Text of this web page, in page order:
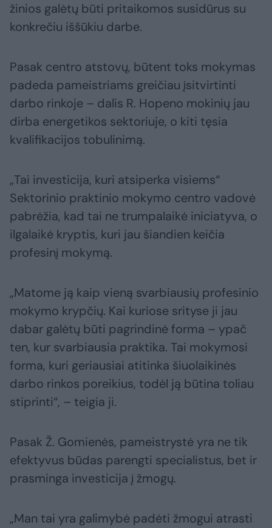
žinios galėtų būti pritaikomos susidūrus su
konkrečiu iššūkiu darbe.
Pasak centro atstovų, būtent toks mokymas
padeda pameistriams greičiau įsitvirtinti
darbo rinkoje – dalis R. Hopeno mokinių jau
dirba energetikos sektoriuje, o kiti tęsia
kvalifikacijos tobulinimą.
„Tai investicija, kuri atsiperka visiems“
Sektorinio praktinio mokymo centro vadovė
pabrėžia, kad tai ne trumpalaikė iniciatyva, o
ilgalaikė kryptis, kuri jau šiandien keičia
profesinį mokymą.
„Matome ją kaip vieną svarbiausių profesinio
mokymo krypčių. Kai kuriose srityse ji jau
dabar galėtų būti pagrindinė forma – ypač
ten, kur svarbiausia praktika. Tai mokymosi
forma, kuri geriausiai atitinka šiuolaikinės
darbo rinkos poreikius, todėl ją būtina toliau
stiprinti“, – teigia ji.
Pasak Ž. Gomienės, pameistrystė yra ne tik
efektyvus būdas parengti specialistus, bet ir
prasminga investicija į žmogų.
„Man tai yra galimybė padėti žmogui atrasti